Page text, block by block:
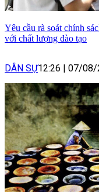
Yêu cầu rà soát chính
với chất lượng đào tạo
DÂN SỰ12:26 | 07/08/